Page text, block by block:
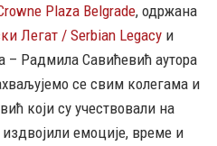
Plaza Belgrade, одржана
Легат / Serbian Legacy и
– Радмила Савићевић аутора
се свим колегама и
који су учествовали на
емоције, време и